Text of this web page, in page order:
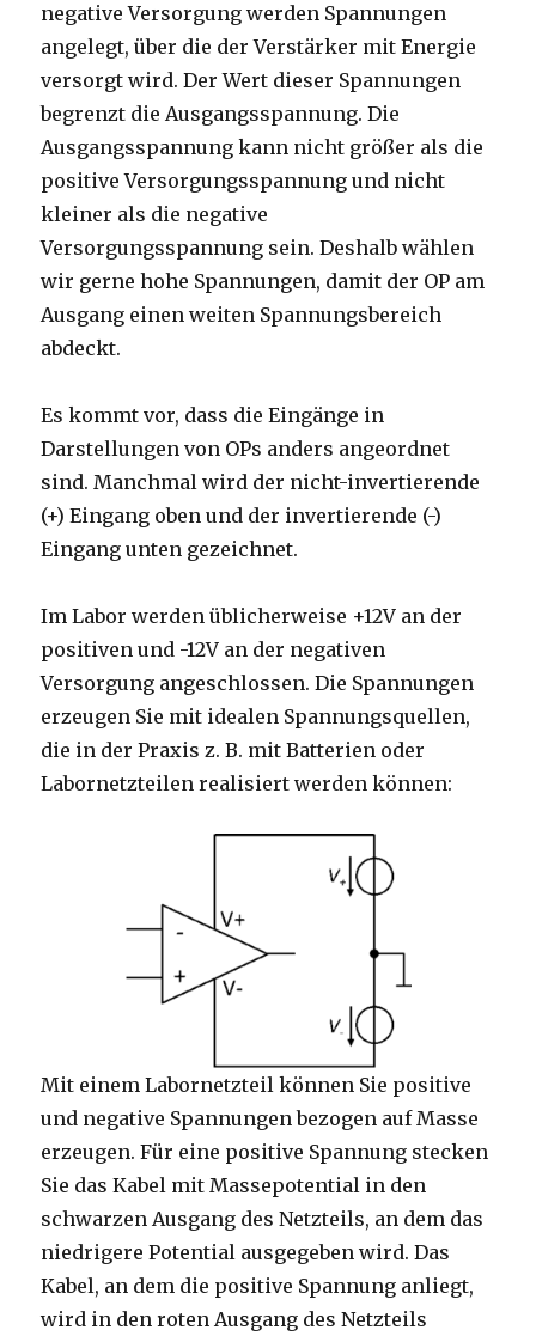
negative Versorgung werden Spannungen
angelegt, über die der Verstärker mit Energie
versorgt wird. Der Wert dieser Spannungen
begrenzt die Ausgangsspannung. Die
Ausgangsspannung kann nicht größer als die
positive Versorgungsspannung und nicht
kleiner als die negative
Versorgungsspannung sein. Deshalb wählen
wir gerne hohe Spannungen, damit der OP am
Ausgang einen weiten Spannungsbereich
abdeckt.
Es kommt vor, dass die Eingänge in
Darstellungen von OPs anders angeordnet
sind. Manchmal wird der nicht-invertierende
(+) Eingang oben und der invertierende (-)
Eingang unten gezeichnet.
Im Labor werden üblicherweise +12V an der
positiven und -12V an der negativen
Versorgung angeschlossen. Die Spannungen
erzeugen Sie mit idealen Spannungsquellen,
die in der Praxis z. B. mit Batterien oder
Labornetzteilen realisiert werden können:
Mit einem Labornetzteil können Sie positive
und negative Spannungen bezogen auf Masse
erzeugen. Für eine positive Spannung stecken
Sie das Kabel mit Massepotential in den
schwarzen Ausgang des Netzteils, an dem das
niedrigere Potential ausgegeben wird. Das
Kabel, an dem die positive Spannung anliegt,
wird in den roten Ausgang des Netzteils